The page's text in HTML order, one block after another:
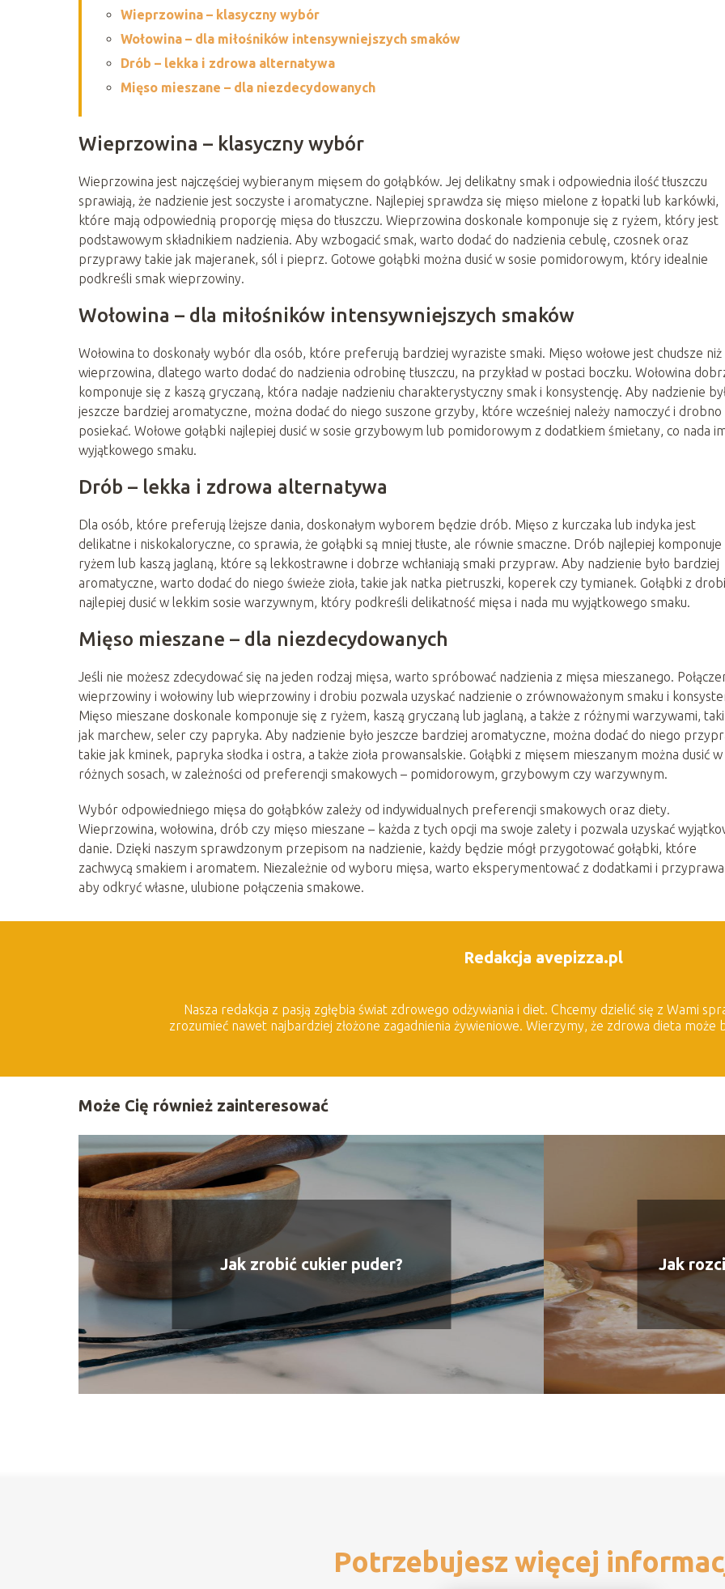
Wieprzowina – klasyczny wybór
Wołowina – dla miłośników intensywniejszych smaków
Drób – lekka i zdrowa alternatywa
Mięso mieszane – dla niezdecydowanych
Wieprzowina – klasyczny wybór
Wieprzowina jest najczęściej wybieranym mięsem do gołąbków. Jej delikatny smak i odpowiednia ilość tłuszczu
sprawiają, że nadzienie jest soczyste i aromatyczne. Najlepiej sprawdza się mięso mielone z łopatki lub karkówki,
które mają odpowiednią proporcję mięsa do tłuszczu. Wieprzowina doskonale komponuje się z ryżem, który jest
podstawowym składnikiem nadzienia. Aby wzbogacić smak, warto dodać do nadzienia cebulę, czosnek oraz
przyprawy takie jak majeranek, sól i pieprz. Gotowe gołąbki można dusić w sosie pomidorowym, który idealnie
podkreśli smak wieprzowiny.
Wołowina – dla miłośników intensywniejszych smaków
Wołowina to doskonały wybór dla osób, które preferują bardziej wyraziste smaki. Mięso wołowe jest chudsze niż
wieprzowina, dlatego warto dodać do nadzienia odrobinę tłuszczu, na przykład w postaci boczku. Wołowina
komponuje się z kaszą gryczaną, która nadaje nadzieniu charakterystyczny smak i konsystencję. Aby nadzienie
jeszcze bardziej aromatyczne, można dodać do niego suszone grzyby, które wcześniej należy namoczyć i drobno
posiekać. Wołowe gołąbki najlepiej dusić w sosie grzybowym lub pomidorowym z dodatkiem śmietany, co nada
wyjątkowego smaku.
Drób – lekka i zdrowa alternatywa
Dla osób, które preferują lżejsze dania, doskonałym wyborem będzie drób. Mięso z kurczaka lub indyka jest
delikatne i niskokaloryczne, co sprawia, że gołąbki są mniej tłuste, ale równie smaczne. Drób najlepiej komponuje
ryżem lub kaszą jaglaną, które są lekkostrawne i dobrze wchłaniają smaki przypraw. Aby nadzienie było bardziej
aromatyczne, warto dodać do niego świeże zioła, takie jak natka pietruszki, koperek czy tymianek. Gołąbki z
najlepiej dusić w lekkim sosie warzywnym, który podkreśli delikatność mięsa i nada mu wyjątkowego smaku.
Mięso mieszane – dla niezdecydowanych
Jeśli nie możesz zdecydować się na jeden rodzaj mięsa, warto spróbować nadzienia z mięsa mieszanego.
wieprzowiny i wołowiny lub wieprzowiny i drobiu pozwala uzyskać nadzienie o zrównoważonym smaku i
Mięso mieszane doskonale komponuje się z ryżem, kaszą gryczaną lub jaglaną, a także z różnymi warzywami,
jak marchew, seler czy papryka. Aby nadzienie było jeszcze bardziej aromatyczne, można dodać do niego
takie jak kminek, papryka słodka i ostra, a także zioła prowansalskie. Gołąbki z mięsem mieszanym można dusić w
różnych sosach, w zależności od preferencji smakowych – pomidorowym, grzybowym czy warzywnym.
Wybór odpowiedniego mięsa do gołąbków zależy od indywidualnych preferencji smakowych oraz diety.
Wieprzowina, wołowina, drób czy mięso mieszane – każda z tych opcji ma swoje zalety i pozwala uzyskać
danie. Dzięki naszym sprawdzonym przepisom na nadzienie, każdy będzie mógł przygotować gołąbki, które
zachwycą smakiem i aromatem. Niezależnie od wyboru mięsa, warto eksperymentować z dodatkami i
aby odkryć własne, ulubione połączenia smakowe.
Redakcja avepizza.pl
Nasza redakcja z pasją zgłębia świat zdrowego odżywiania i diet. Chcemy dzielić się z Wami
zrozumieć nawet najbardziej złożone zagadnienia żywieniowe. Wierzymy, że zdrowa dieta może
Może Cię również zainteresować
Jak zrobić cukier puder? Jak
Potrzebujesz więcej